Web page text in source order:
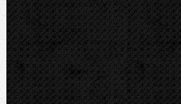
Lisování
Závitořezy